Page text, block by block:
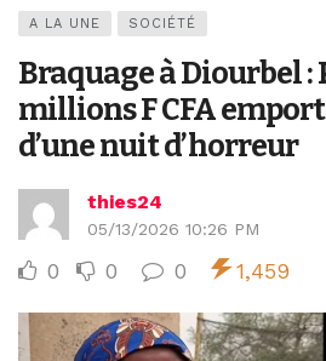
A LA UNE SOCIÉTÉ
Braquage à Diourbel :
millions F CFA
d’une nuit d’horreur
thies24
05/13/2026 10:26 PM
0 0 0 1,459